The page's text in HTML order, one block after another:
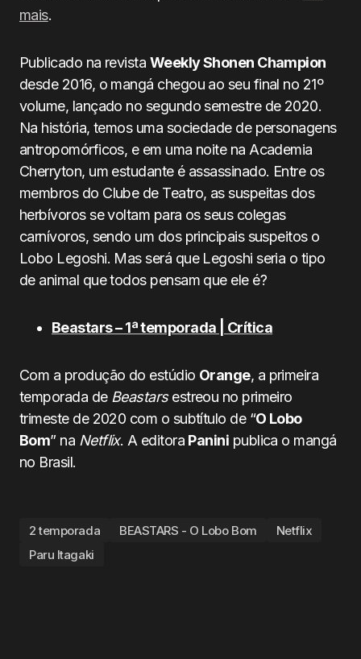
mais.
Publicado na revista Weekly Shonen Champion
desde 2016, o mangá chegou ao seu final no 21º
volume, lançado no segundo semestre de 2020.
Na história, temos uma sociedade de personagens
antropomórficos, e em uma noite na Academia
Cherryton, um estudante é assassinado. Entre os
membros do Clube de Teatro, as suspeitas dos
herbívoros se voltam para os seus colegas
carnívoros, sendo um dos principais suspeitos o
Lobo Legoshi. Mas será que Legoshi seria o tipo
de animal que todos pensam que ele é?
Beastars – 1ª temporada | Crítica
Com a produção do estúdio Orange, a primeira
temporada de Beastarsestreou no primeiro
trimeste de 2020 com o subtítulo de “O Lobo
Bom” na Netflix. A editora Panini publica o mangá
no Brasil.
2 temporada BEASTARS - O Lobo Bom
Netflix
Paru Itagaki